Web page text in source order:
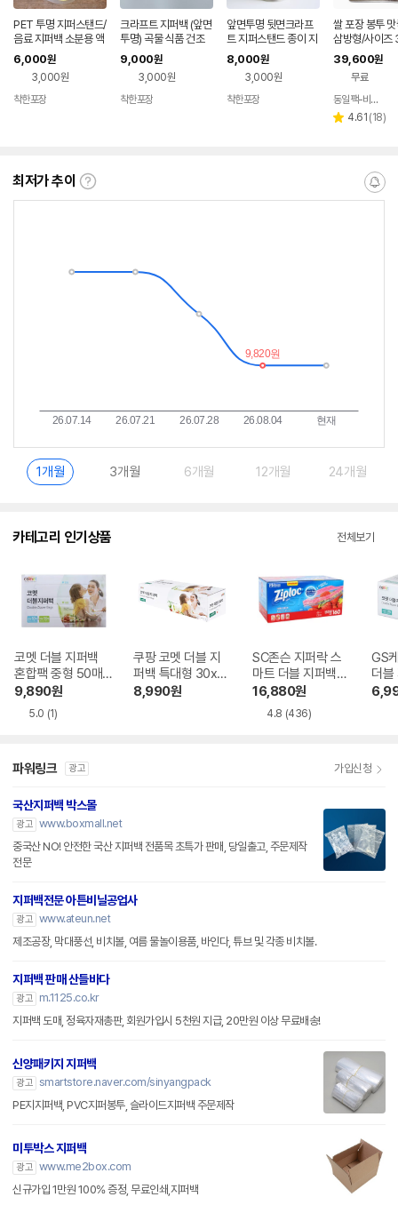
PET 투명 지퍼스탠드/
음료 지퍼백 소분용 액
체류 육수 포장 5가지
사이즈 [100장]
6,000원
3,000원
착한포장
크라프트 지퍼백 (앞면
투명) 곡물 식품 건조
소분 잡곡 분말 봉투 4
가지 사이즈 [100장]
9,000원
3,000원
착한포장
앞면투명 뒷면크라프
트 지퍼스탠드 종이 지
퍼백 곡물 건조 식품 분
말 봉투 6가지 사이즈
[100장]
8,000원
3,000원
착한포장
쌀 포장 봉투
삼방형/사이즈
0매입
39,600원
무료
동일팩-비닐포장지생산전문
별 4.61 리
(18)
최저가 추이
최
란?
알
1개월 3개월 6개월 12개월 24개월
카테고리 인기상품 전체보기
코멧 더블 지퍼백
혼합팩 중형 50매
+ 대형 50매
9,890원
5.0 (1)
쿠팡 코멧 더블 지
퍼백 특대형 30x3
5cm 60매
8,990원
SC존슨 지퍼락 스
마트 더블 지퍼백
냉장용 (대) 160매
16,880원
4.8 (436)
GS
더블
0매
파워링크 광고 가입신청
국산지퍼백 박스몰
광고 www.boxmall.net
중국산 NO! 안전한 국산 지퍼백 전품목 초특가 판매, 당일출고, 주문제작
전문
지퍼백전문 아튼비닐공업사
광고 www.ateun.net
제조공장, 막대풍선, 비치볼, 여름 물놀이용품, 바인다, 튜브 및 각종 비치볼.
지퍼백 판매 산들바다
광고
m.1125.co.kr
지퍼백 도매, 정육자재총판, 회원가입시 5천원 지급, 20만원 이상 무료배송!
신양패키지 지퍼백
광고 smartstore.naver.com/sinyangpack
PE지지퍼백, PVC지퍼봉투, 슬라이드지퍼백 주문제작
미투박스 지퍼백
광고 www.me2box.com
신규가입 1만원 100% 증정, 무료인쇄,지퍼백